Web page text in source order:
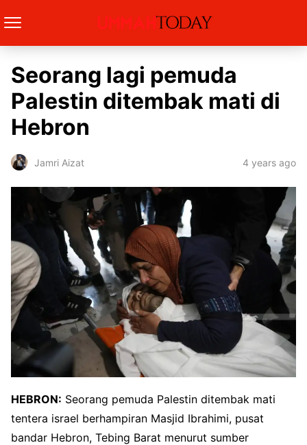
Seorang lagi pemuda
Palestin ditembak mati di
Hebron
Jamri Aizat 4 years ago
HEBRON: Seorang pemuda Palestin ditembak mati
tentera israel berhampiran Masjid Ibrahimi, pusat
bandar Hebron, Tebing Barat menurut sumber